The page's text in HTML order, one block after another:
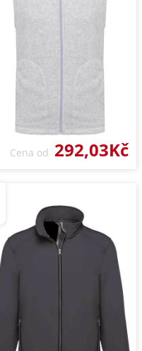
Cena od 292,03Kč